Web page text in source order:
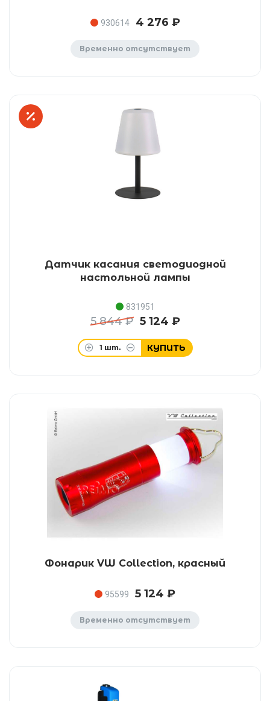
930614 4 276 ₽
Временно отсутствует
Датчик касания светодиодной
настольной лампы
831951
5 844 ₽ 5 124 ₽
1 шт. КУПИТЬ
Фонарик VW Collection, красный
95599 5 124 ₽
Временно отсутствует